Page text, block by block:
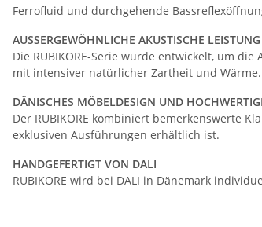
Ferrofluid und durchgehende
AUSSERGEWÖHNLICHE AKUSTISCHE LEISTUNG
Die RUBIKORE-Serie wurde entwickelt, um
mit intensiver natürlicher Zartheit und Wärme.
DÄNISCHES MÖBELDESIGN UND
Der RUBIKORE kombiniert bemerkenswerte
exklusiven Ausführungen erhältlich ist.
HANDGEFERTIGT VON DALI
RUBIKORE wird bei DALI in Dänemark